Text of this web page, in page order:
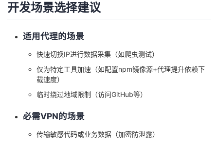
验
收
藏
议
开发场景选择建议
适用代理的场景
快速切换IP进行数据采集（如爬虫测试）
仅为特定工具加速（如配置npm镜像源+代理提升依赖下
载速度）
临时绕过地域限制（访问GitHub等）
必需VPN的场景
传输敏感代码或业务数据（加密防泄露）